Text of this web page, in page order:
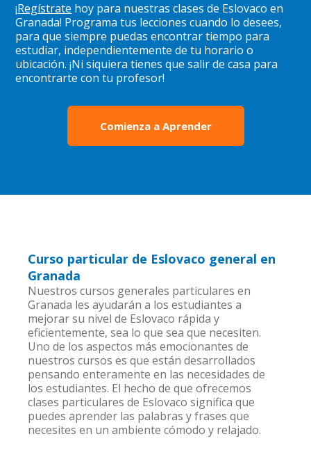
¡Regístrate hoy para nuestras clases de Eslovaco en
Granada! Programa tus lecciones cuando lo desees,
para que siempre puedas encontrar tiempo para
estudiar, independientemente de tu horario o
ubicación. ¡Ni siquiera tienes que salir de casa para
encontrarte con tu profesor!
Comienza a Aprender
Curso particular de Eslovaco general en
Granada
Nuestros cursos generales particulares en
Granada les ayudarán a los estudiantes a
mejorar su nivel de Eslovaco rápida y
eficientemente, sea lo que sea que necesiten.
Uno de los aspectos más emocionantes de
nuestros cursos es que están desarrollados
pensando enteramente en las necesidades de
los estudiantes. El hecho de que ofrecemos
clases particulares de Eslovaco significa que
puedes aprender las palabras y frases que
necesites en un ambiente cómodo y relajado.